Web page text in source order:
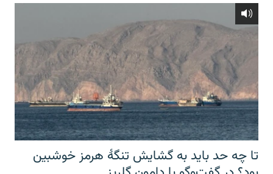
تا چه حد باید به گشایش تنگهٔ هرمز خوشبین